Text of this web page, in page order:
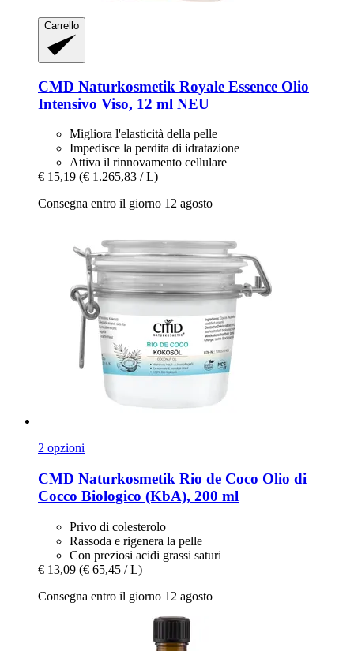
Carrello
CMD Naturkosmetik Royale Essence Olio
Intensivo Viso, 12 ml NEU
Migliora l'elasticità della pelle
Impedisce la perdita di idratazione
Attiva il rinnovamento cellulare
€ 15,19 (€ 1.265,83 / L)
Consegna entro il giorno 12 agosto
2 opzioni
CMD Naturkosmetik Rio de Coco Olio di
Cocco Biologico (KbA), 200 ml
Privo di colesterolo
Rassoda e rigenera la pelle
Con preziosi acidi grassi saturi
€ 13,09 (€ 65,45 / L)
Consegna entro il giorno 12 agosto